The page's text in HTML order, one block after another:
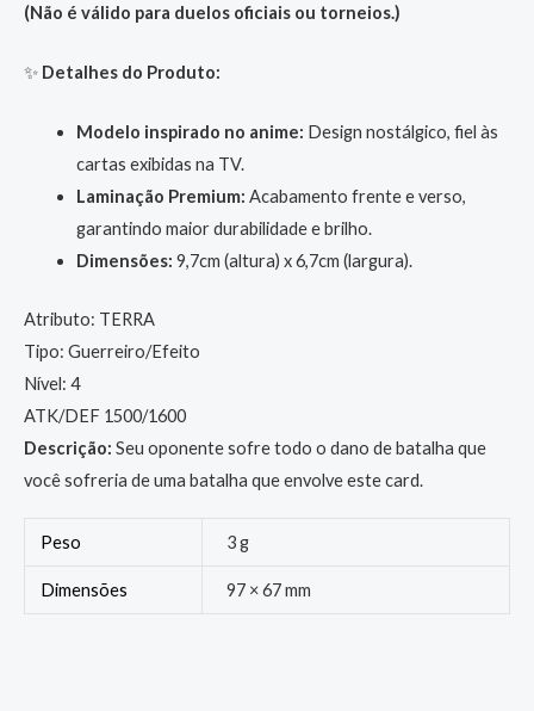
(Não é válido para duelos oficiais ou torneios.)
✨ Detalhes do Produto:
Modelo inspirado no anime: Design nostálgico, fiel às
cartas exibidas na TV.
Laminação Premium: Acabamento frente e verso,
garantindo maior durabilidade e brilho.
Dimensões: 9,7cm (altura) x 6,7cm (largura).
Atributo: TERRA
Tipo: Guerreiro/Efeito
Nível: 4
ATK/DEF 1500/1600
Descrição: Seu oponente sofre todo o dano de batalha que
você sofreria de uma batalha que envolve este card.
Peso 3 g
Dimensões 97 × 67 mm